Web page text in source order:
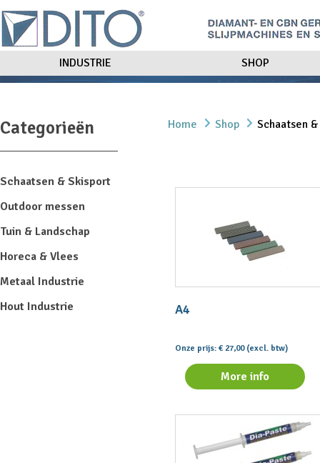
INDUSTRIE SHOP
Categorieën
Schaatsen & Skisport
Outdoor messen
Tuin & Landschap
Horeca & Vlees
Metaal Industrie
Hout Industrie
Home Shop Schaatsen
A4
Onze prijs: € 27,00 (excl. btw)
More info